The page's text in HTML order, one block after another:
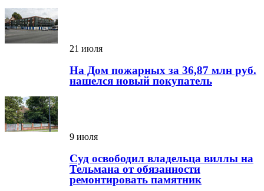
21 июля
На Дом пожарных за 36,87 млн руб.
нашелся новый покупатель
9 июля
Суд освободил владельца виллы на
Тельмана от обязанности
ремонтировать памятник